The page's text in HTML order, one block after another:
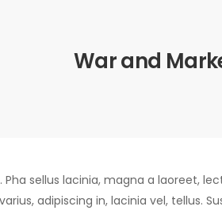
War and
sellus lacinia, magna a laoreet,
adipiscing in, lacinia vel, tellus.